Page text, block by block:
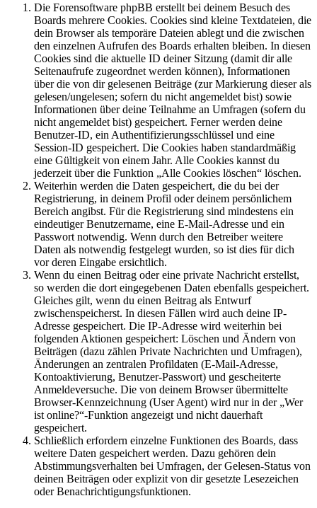
Die Forensoftware phpBB erstellt bei deinem Besuch des
Boards mehrere Cookies. Cookies sind kleine Textdateien, die
dein Browser als temporäre Dateien ablegt und die zwischen
den einzelnen Aufrufen des Boards erhalten bleiben. In diesen
Cookies sind die aktuelle ID deiner Sitzung (damit dir alle
Seitenaufrufe zugeordnet werden können), Informationen
über die von dir gelesenen Beiträge (zur Markierung dieser als
gelesen/ungelesen; sofern du nicht angemeldet bist) sowie
Informationen über deine Teilnahme an Umfragen (sofern du
nicht angemeldet bist) gespeichert. Ferner werden deine
Benutzer-ID, ein Authentifizierungsschlüssel und eine
Session-ID gespeichert. Die Cookies haben standardmäßig
eine Gültigkeit von einem Jahr. Alle Cookies kannst du
jederzeit über die Funktion „Alle Cookies löschen“ löschen.
Weiterhin werden die Daten gespeichert, die du bei der
Registrierung, in deinem Profil oder deinem persönlichem
Bereich angibst. Für die Registrierung sind mindestens ein
eindeutiger Benutzername, eine E-Mail-Adresse und ein
Passwort notwendig. Wenn durch den Betreiber weitere
Daten als notwendig festgelegt wurden, so ist dies für dich
vor deren Eingabe ersichtlich.
Wenn du einen Beitrag oder eine private Nachricht erstellst,
so werden die dort eingegebenen Daten ebenfalls gespeichert.
Gleiches gilt, wenn du einen Beitrag als Entwurf
zwischenspeicherst. In diesen Fällen wird auch deine IP-
Adresse gespeichert. Die IP-Adresse wird weiterhin bei
folgenden Aktionen gespeichert: Löschen und Ändern von
Beiträgen (dazu zählen Private Nachrichten und Umfragen),
Änderungen an zentralen Profildaten (E-Mail-Adresse,
Kontoaktivierung, Benutzer-Passwort) und gescheiterte
Anmeldeversuche. Die von deinem Browser übermittelte
Browser-Kennzeichnung (User Agent) wird nur in der „Wer
ist online?“-Funktion angezeigt und nicht dauerhaft
gespeichert.
Schließlich erfordern einzelne Funktionen des Boards, dass
weitere Daten gespeichert werden. Dazu gehören dein
Abstimmungsverhalten bei Umfragen, der Gelesen-Status von
deinen Beiträgen oder explizit von dir gesetzte Lesezeichen
oder Benachrichtigungsfunktionen.